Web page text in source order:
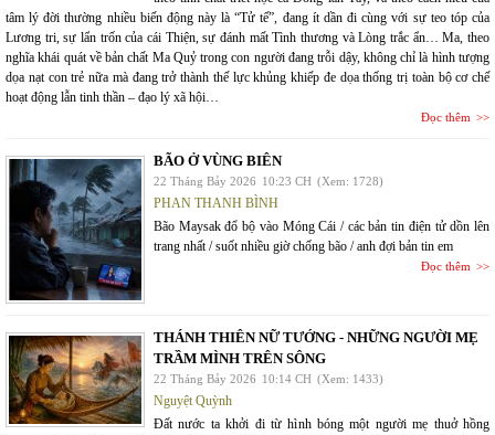
tâm lý đời thường nhiều biến động này là “Tử tế”, đang ít dần đi cùng với sự teo tóp của
Lương tri, sự lẩn trốn của cái Thiện, sự đánh mất Tình thương và Lòng trắc ẩn… Ma, theo
nghĩa khái quát về bản chất Ma Quỷ trong con người đang trỗi dậy, không chỉ là hình tượng
dọa nạt con trẻ nữa mà đang trở thành thế lực khủng khiếp đe dọa thống trị toàn bộ cơ chế
hoạt động lẫn tinh thần – đạo lý xã hội…
Đọc thêm
BÃO Ở VÙNG BIÊN
22 Tháng Bảy 2026 10:23 CH (Xem: 1728)
PHAN THANH BÌNH
Bão Maysak đổ bộ vào Móng Cái / các bản tin điện tử dồn lên
trang nhất / suốt nhiều giờ chống bão / anh đợi bản tin em
Đọc thêm
THÁNH THIÊN NỮ TƯỚNG - NHỮNG NGƯỜI MẸ
TRẦM MÌNH TRÊN SÔNG
22 Tháng Bảy 2026 10:14 CH (Xem: 1433)
Nguyệt Quỳnh
Đất nước ta khởi đi từ hình bóng một người mẹ thuở hồng